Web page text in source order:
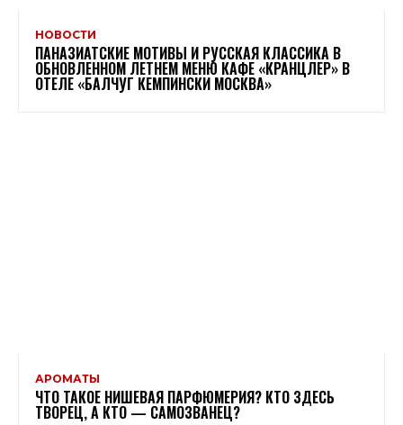
НОВОСТИ
ПАНАЗИАТСКИЕ МОТИВЫ И РУССКАЯ КЛАССИКА В
ОБНОВЛЕННОМ ЛЕТНЕМ МЕНЮ КАФЕ «КРАНЦЛЕР» В
ОТЕЛЕ «БАЛЧУГ КЕМПИНСКИ МОСКВА»
АРОМАТЫ
ЧТО ТАКОЕ НИШЕВАЯ ПАРФЮМЕРИЯ? КТО ЗДЕСЬ
ТВОРЕЦ, А КТО — САМОЗВАНЕЦ?